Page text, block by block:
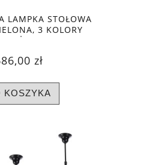
LAMPKA STOŁOWA
3 KOLORY
PODSTAWA
zł
KOSZYKA